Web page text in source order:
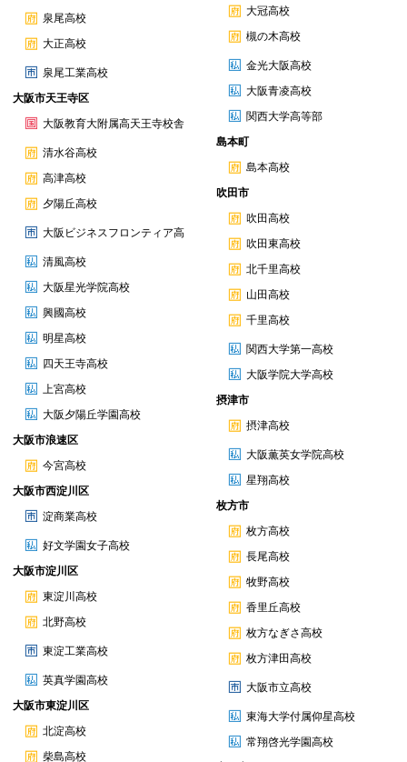
泉尾高校
大正高校
泉尾工業高校
大阪市天王寺区
大阪教育大附属高天王寺校舎
清水谷高校
高津高校
夕陽丘高校
大阪ビジネスフロンティア高
清風高校
大阪星光学院高校
興國高校
明星高校
四天王寺高校
上宮高校
大阪夕陽丘学園高校
大阪市浪速区
今宮高校
大阪市西淀川区
淀商業高校
好文学園女子高校
大阪市淀川区
東淀川高校
北野高校
東淀工業高校
英真学園高校
大阪市東淀川区
北淀高校
柴島高校
大冠高校
槻の木高校
金光大阪高校
大阪青凌高校
関西大学高等部
島本町
島本高校
吹田市
吹田高校
吹田東高校
北千里高校
山田高校
千里高校
関西大学第一高校
大阪学院大学高校
摂津市
摂津高校
大阪薫英女学院高校
星翔高校
枚方市
枚方高校
長尾高校
牧野高校
香里丘高校
枚方なぎさ高校
枚方津田高校
大阪市立高校
東海大学付属仰星高校
常翔啓光学園高校